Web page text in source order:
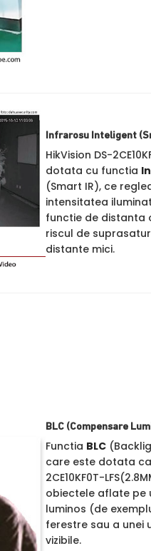
Infrarosu Inteligent
HikVision DS-
dotata cu functia
(Smart IR), ce
intensitatea
functie de distanta
riscul de
distante mici.
BLC (Compensare
Functia BLC
care este dotata
2CE10KF0T-
obiectele aflate pe
luminos (de
ferestre sau a unei
vizibile.